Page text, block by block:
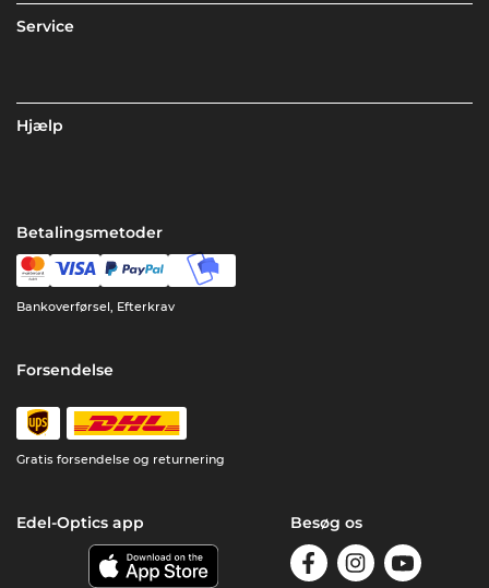
Service
Hjælp
Betalingsmetoder
Bankoverførsel, Efterkrav
Forsendelse
Gratis forsendelse og returnering
Edel-Optics app Besøg os